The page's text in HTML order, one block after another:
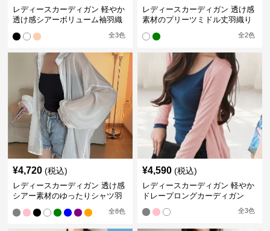
レディースカーディガン 軽やか
透け感シアーボリューム袖羽織
全3色
レディースカーディガン 透け感
素材のプリーツミドル丈羽織り
全2色
¥4,720 (税込)
レディースカーディガン 透け感
シアー素材のゆったりシャツ羽
全8色
¥4,590 (税込)
レディースカーディガン 軽やか
ドレープロングカーディガン
全3色